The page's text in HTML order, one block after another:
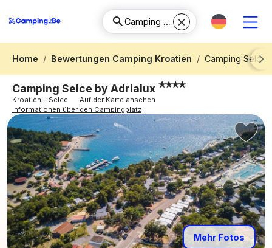
Home Bewertungen Camping Kroatien
Camping Selce
Next
Camping Selce by Adrialux
Kroatien, , Selce
Auf der Karte ansehen
Informationen über den Campingplatz
Mehr Fotos